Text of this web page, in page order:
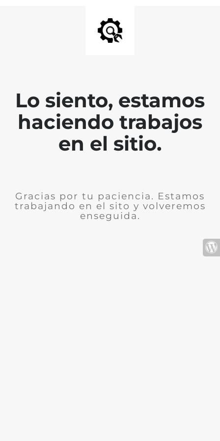
Lo siento, estamos
haciendo trabajos
en el sitio.
Gracias por tu paciencia. Estamos
trabajando en el sito y volveremos
enseguida.